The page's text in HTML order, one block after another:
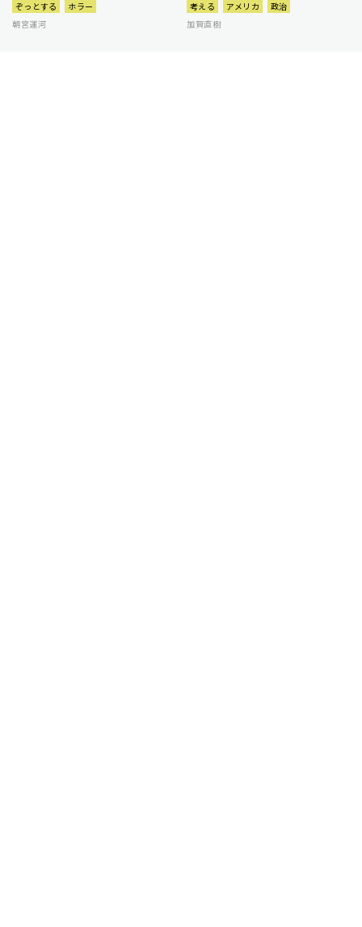
ぞっとする
ホラー
朝宮運河
考える アメリカ
政治
加賀直樹